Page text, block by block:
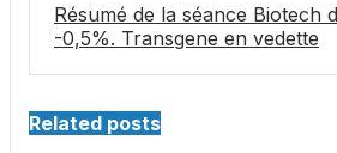
Résumé de la séance Biotech
-0,5%. Transgene en vedette
Related posts